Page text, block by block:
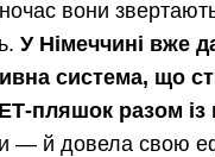
вони
У Німеччині вже
система, що
пляшок разом із
— й довела свою